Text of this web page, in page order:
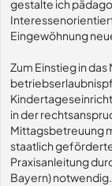
gestalte ich
Eingewöhnung
Zum Einstieg in das
in der
Mittagsbetreuung
staatlich
Praxisanleitung
Bayern) notwendig.